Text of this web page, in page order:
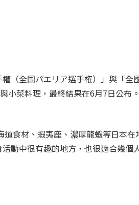
（全国パエリア選手権）」與「全
小菜料理，最終結果在6月7日公布
食材、蝦夷鹿、濃厚龍蝦等日本在
動中很有趣的地方，也很適合幾個